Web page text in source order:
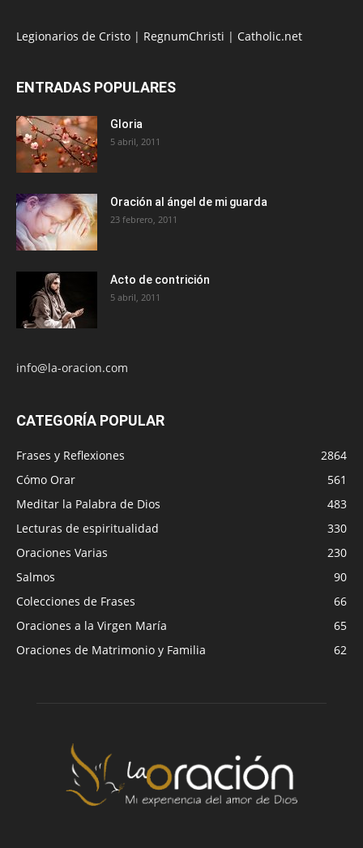
Legionarios de Cristo | RegnumChristi | Catholic.net
ENTRADAS POPULARES
Gloria
5 abril, 2011
Oración al ángel de mi guarda
23 febrero, 2011
Acto de contrición
5 abril, 2011
info@la-oracion.com
CATEGORÍA POPULAR
Frases y Reflexiones
2864
Cómo Orar
561
Meditar la Palabra de Dios
483
Lecturas de espiritualidad
330
Oraciones Varias
230
Salmos
90
Colecciones de Frases
66
Oraciones a la Virgen María
65
Oraciones de Matrimonio y Familia
62